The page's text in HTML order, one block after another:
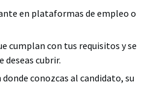
en plataformas de empleo o
cumplan con tus requisitos y se
deseas cubrir.
conozcas al candidato, su